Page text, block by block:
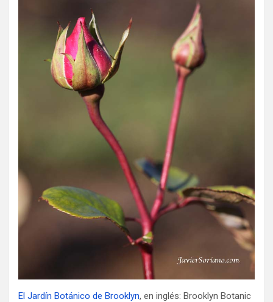
El Jardín Botánico de Brooklyn, en inglés: Brooklyn Botanic